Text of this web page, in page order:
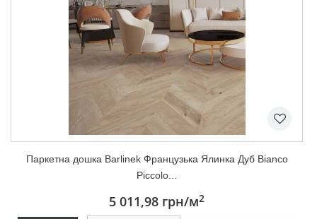
Паркетна дошка Barlinek Французька Ялинка Дуб Bianco
Piccolo...
5 011,98 грн/м2